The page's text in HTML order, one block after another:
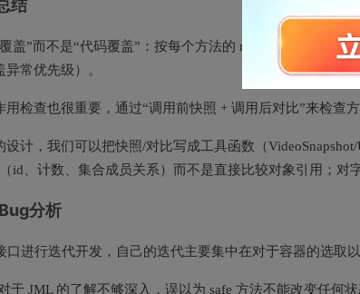
结
盖”而不是“代码覆盖”：按每个方法的 normal/exceptional
异常优先级）。
用检查也很重要，通过“调用前快照 + 调用后对比”来检查
计，我们可以把快照/对比写成工具函数（
id、计数、集合成员关系）而不是直接比较对象引用；对
分析
口进行迭代开发，自己的迭代主要集中在对于容器的选取
于 JML 的了解不够深入，误以为 safe 方法不能改变任何